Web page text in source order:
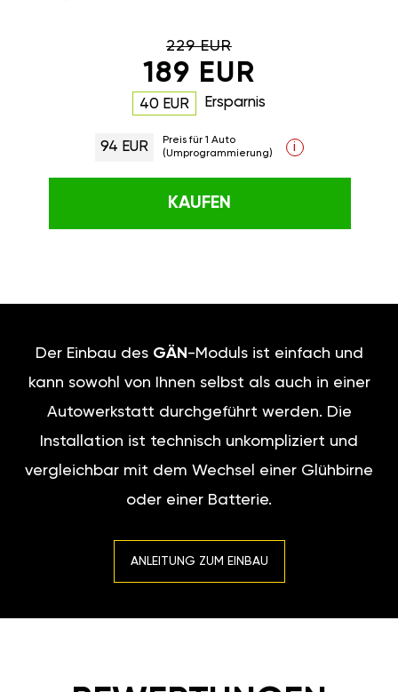
229 EUR
189 EUR
40 EUR Ersparnis
94 EUR
Preis für 1 Auto
(Umprogrammierung)
i
KAUFEN
Der Einbau des GÄN -Moduls ist einfach und
kann sowohl von Ihnen selbst als auch in einer
Autowerkstatt durchgeführt werden. Die
Installation ist technisch unkompliziert und
vergleichbar mit dem Wechsel einer Glühbirne
oder einer Batterie.
ANLEITUNG ZUM EINBAU